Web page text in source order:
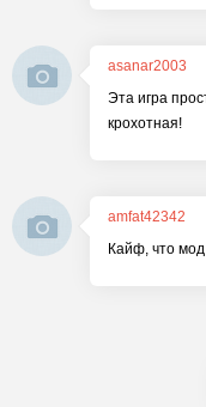
asanar2003
Эта игра
крохотная!
amfat42342
Кайф, что